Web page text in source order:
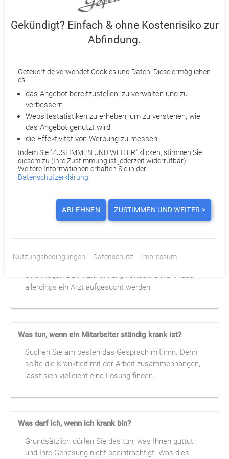
Kann man sich krankschreiben lassen, wenn der
Ehepartner krank ist?
Sollte Ihr Partner erkranken, müssen Sie weiterhin zur
Lösung für schwierige Situationen.
Kann der Arzt sich weigern, mich krank zu schreiben?
Ein Arzt kann sich weigern, Sie krankzuschreiben. Er
hält sich an sein ärztliches Berufsrecht und darf Sie
nicht ohne Grund krankschreiben. Anderenfalls
könnte er Probleme mit der Ärztekammer
Selbstverständlich kann man bei Durchfall
krankgeschrieben werden, da es sich vermutlich um
eine Magen-Darm-Erkrankung handelt. Dafür muss
allerdings ein Arzt aufgesucht werden.
Was tun, wenn ein Mitarbeiter ständig krank ist?
Suchen Sie am besten das Gespräch mit ihm. Denn
sollte die Krankheit mit der Arbeit zusammenhängen,
lässt sich vielleicht eine Lösung finden.
Was darf ich, wenn ich krank bin?
Grundsätzlich dürfen Sie das tun, was Ihnen guttut
und Ihre Genesung nicht beeinträchtigt. Was dies
Gekündigt? Einfach & ohne Kostenrisiko zur
Abfindung.
Gefeuert.de verwendet Cookies und Daten. Diese ermöglichen
es:
das Angebot bereitzustellen, zu verwalten und zu
verbessern
Websitestatistiken zu erheben, um zu verstehen, wie
das Angebot genutzt wird
die Effektivität von Werbung zu messen
Indem Sie "ZUSTIMMEN UND WEITER" klicken, stimmen Sie
diesem zu (Ihre Zustimmung ist jederzeit widerrufbar).
Weitere Informationen erhalten Sie in der
Datenschutzerklärung
ABLEHNEN ZUSTIMMEN UND WEITER >
Nutzungsbedingungen Datenschutz Impressum